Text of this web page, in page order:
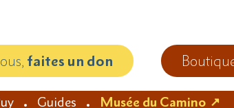
faites un don
Guides Musée du Camino